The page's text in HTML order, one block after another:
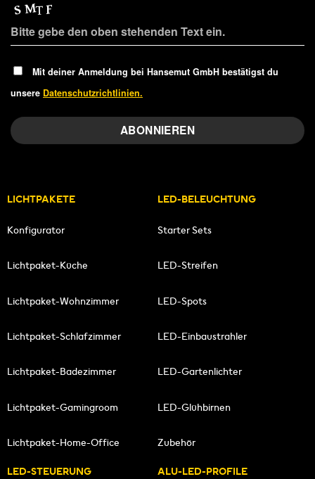
Mit deiner Anmeldung bei Hansemut GmbH bestätigst du
unsere Datenschutzrichtlinien.
LICHTPAKETE
Konfigurator
Lichtpaket-Küche
Lichtpaket-Wohnzimmer
Lichtpaket-Schlafzimmer
Lichtpaket-Badezimmer
Lichtpaket-Gamingroom
Lichtpaket-Home-Office
LED-BELEUCHTUNG
Starter Sets
LED-Streifen
LED-Spots
LED-Einbaustrahler
LED-Gartenlichter
LED-Glühbirnen
Zubehör
LED-STEUERUNG ALU-LED-PROFILE